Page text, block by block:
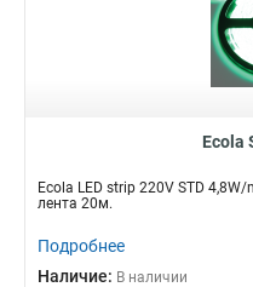
Ecola
Ecola LED strip 220V STD
лента 20м.
Подробнее
Наличие: В наличии